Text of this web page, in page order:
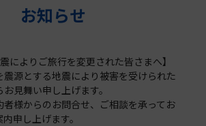
お知らせ
によりご旅行を変更された皆さまへ】
震源とする地震により被害を受けられた
見舞い申し上げます。
者様からのお問合せ、ご相談を承ってお
申し上げます。